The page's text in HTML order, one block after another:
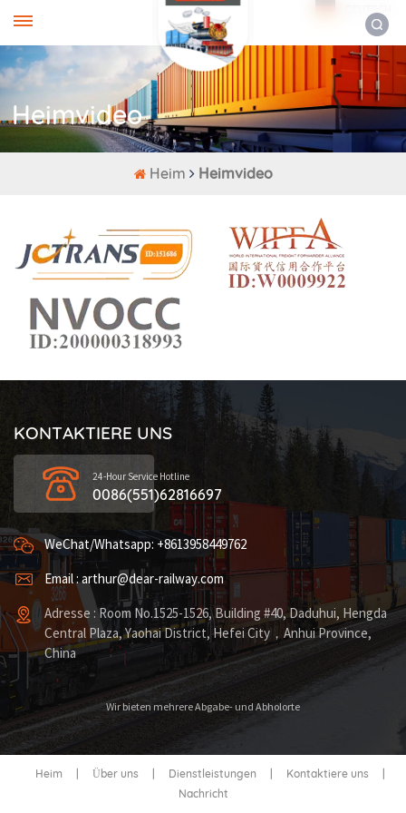
Heimvideo
Heim Heimvideo
KONTAKTIERE UNS
24-Hour Service Hotline
0086(551)62816697
WeChat/Whatsapp: +8613958449762
Email : arthur@dear-railway.com
Adresse : Room No.1525-1526, Building #40, Daduhui, Hengda
Central Plaza, Yaohai District, Hefei City，Anhui Province,
China
Wir bieten mehrere Abgabe- und Abholorte
Heim | Über uns | Dienstleistungen | Kontaktiere uns
|
Nachricht